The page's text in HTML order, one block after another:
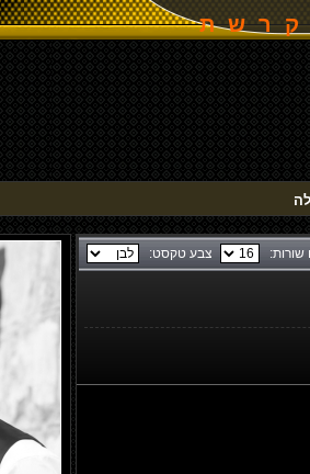
ק ר ש ת
שורות: צבע טקסט: